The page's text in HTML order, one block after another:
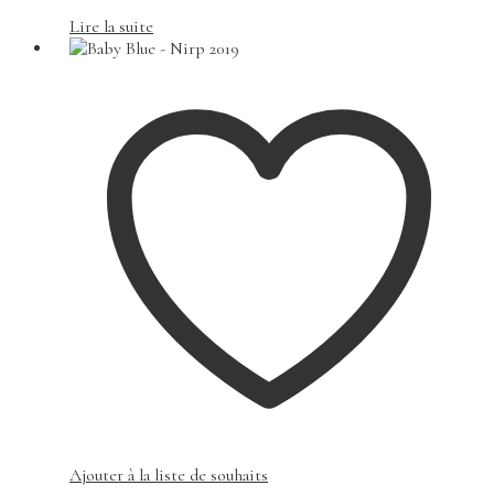
Lire la suite
Ajouter à la liste de souhaits